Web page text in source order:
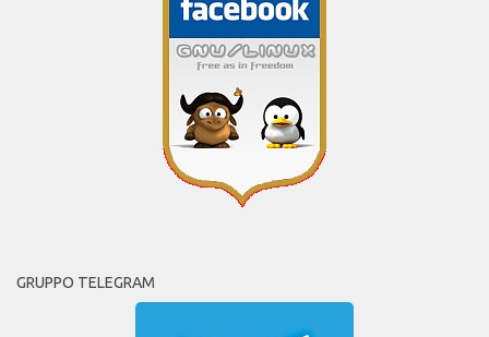
GRUPPO TELEGRAM